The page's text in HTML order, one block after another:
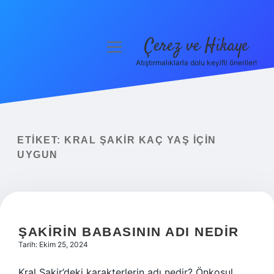
Yasal Uyarı
menüyü Çerez ve Hikaye
Atıştırmalıklarla dolu keyifli öneriler!
ETIKET:
KRAL ŞAKIR KAÇ YAŞ IÇIN
UYGUN
ŞAKIRIN BABASININ ADI NEDIR
Tarih: Ekim 25, 2024